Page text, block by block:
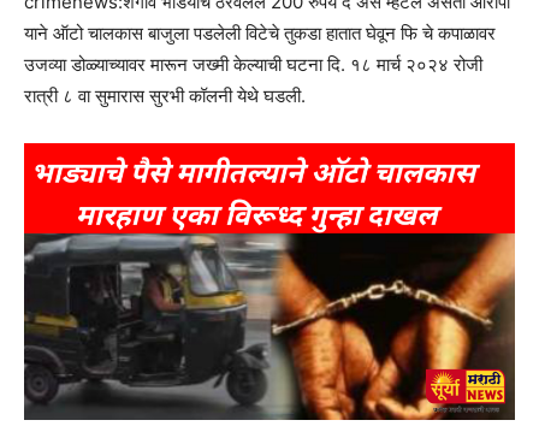
याने ऑटो चालकास बाजुला पडलेली विटेचे तुकडा हातात घेवून फि चे कपाळावर
उजव्या डोळ्याच्यावर मारून जख्मी केल्याची घटना दि. १८ मार्च २०२४ रोजी
रात्री ८ वा सुमारास सुरभी कॉलनी येथे घडली.